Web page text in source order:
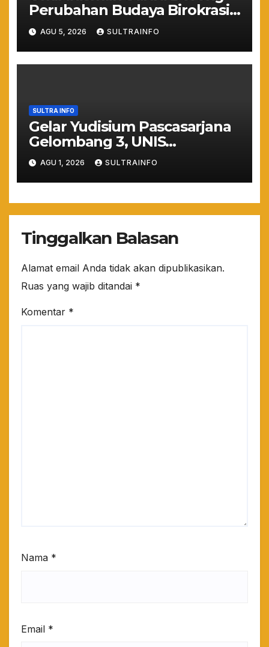
Perubahan Budaya Birokrasi
Lewat Penilaian
Maladministrasi 2026
AGU 5, 2026 SULTRAINFO
SULTRA INFO
Gelar Yudisium Pascasarjana
Gelombang 3, UNIS
Tangerang Cetak 243
Magister Berdaya Saing
Global dari Pelosok Negeri
hingga Mancanegara
AGU 1, 2026 SULTRAINFO
Tinggalkan Balasan
Alamat email Anda tidak akan dipublikasikan.
Ruas yang wajib ditandai *
Komentar *
Nama *
Email *